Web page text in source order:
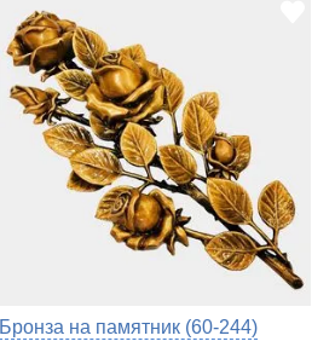
Бронза на памятник (60-244)